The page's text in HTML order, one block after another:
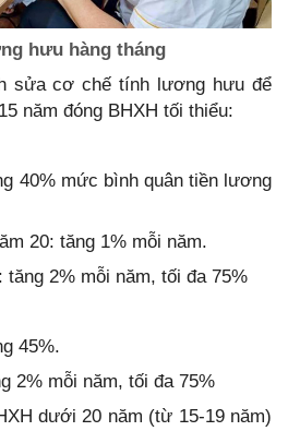
hưu hàng tháng
sửa cơ chế tính lương hưu để
năm đóng BHXH tối thiểu:
40% mức bình quân tiền lương
20: tăng 1% mỗi năm.
2% mỗi năm, tối đa 75%
45%.
2% mỗi năm, tối đa 75%
dưới 20 năm (từ 15‑19 năm)